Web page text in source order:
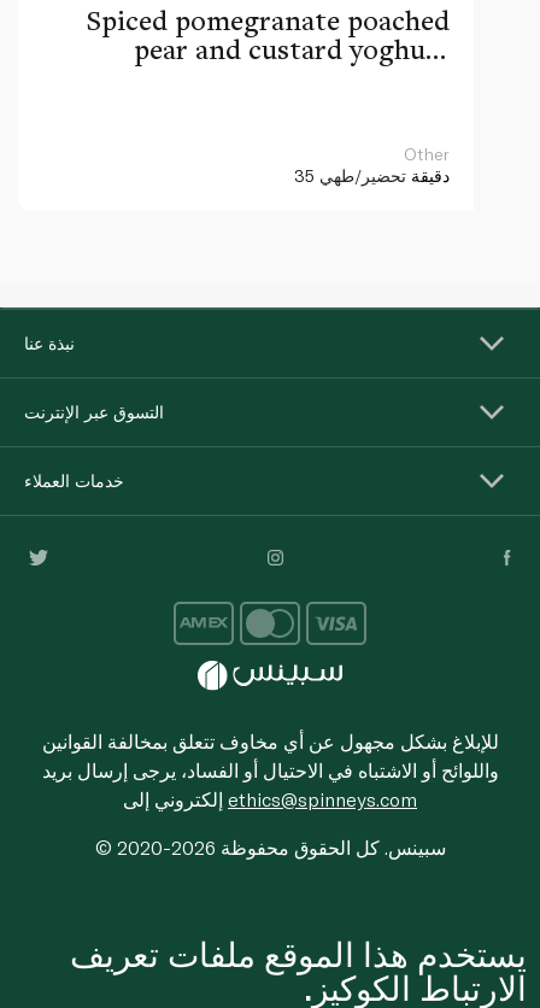
Spiced pomegranate poached
pear and custard yoghurt
parfaits
Other
35 دقيقة تحضير/طهي
نبذة عنا
التسوق عبر الإنترنت
خدمات العملاء
للإبلاغ بشكل مجهول عن أي مخاوف تتعلق بمخالفة القوانين
واللوائح أو الاشتباه في الاحتيال أو الفساد، يرجى إرسال بريد
ethics@spinneys.com
© 2020-2026 سبينس. كل الحقوق محفوظة
يستخدم هذا الموقع ملفات تعريف
الارتباط الكوكيز.